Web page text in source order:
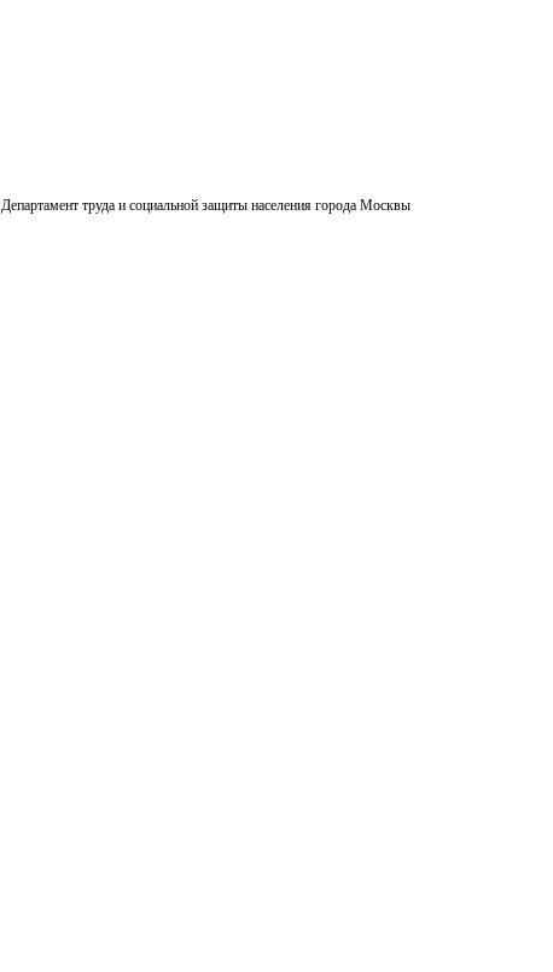
Департамент труда и социальной защиты населения города Москвы